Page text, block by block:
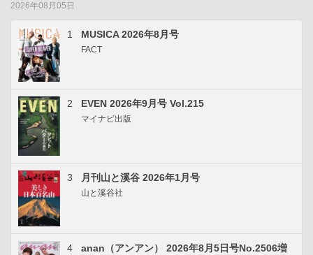
2026年08月05日
1 MUSICA 2026年8月号
FACT
2 EVEN 2026年9月号 Vol.215
マイナビ出版
3 月刊山と溪谷 2026年1月号
山と溪谷社
4
anan（アンアン） 2026年8月5日号No.2506増